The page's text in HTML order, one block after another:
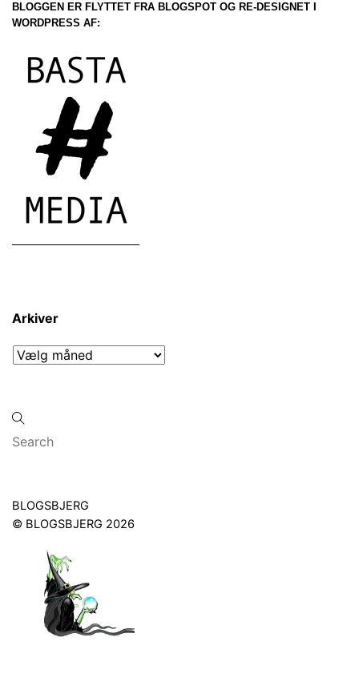
BLOGGEN ER FLYTTET FRA BLOGSPOT OG RE-DESIGNET I
WORDPRESS AF:
Arkiver
Arkiver
Back
To
BLOGSBJERG
© BLOGSBJERG 2026